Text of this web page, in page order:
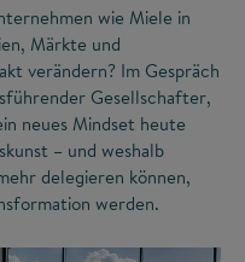
wie Miele in
Märkte und
verändern? Im Gespräch
Gesellschafter,
neues Mindset heute
– und weshalb
delegieren können,
werden.